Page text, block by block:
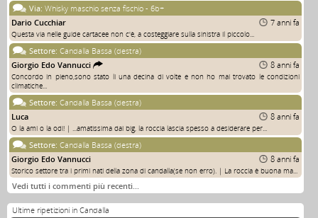
Via: Whisky maschio senza fischio - 6b+
Dario Cucchiar
7 anni fa
Questa via nelle guide cartacee non c'è, a costeggiare sulla sinistra il piccolo...
Settore: Candalla Bassa (destra)
Giorgio Edo Vannucci
8 anni fa
Concordo in pieno,sono stato li una decina di volte e non ho mai trovato le condizioni
climatiche...
Settore: Candalla Bassa (destra)
Luca
8 anni fa
O la ami o la odi! | ...amatissima dai big, la roccia lascia spesso a desiderare per...
Settore: Candalla Bassa (destra)
Giorgio Edo Vannucci
8 anni fa
Storico settore tra i primi nati della zona di candalla(se non erro). | La roccia è buona ma...
Vedi tutti i commenti più recenti…
Ultime ripetizioni in Candalla